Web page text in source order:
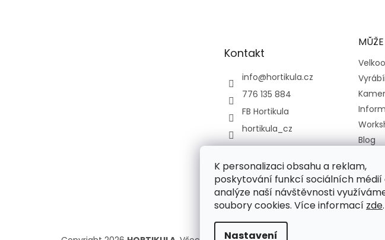
K personalizaci obsahu a reklam,
poskytování funkcí sociálních médií
analýze naší návštěvnosti
soubory cookies. Více informací zde.
Nastavení
Kontakt
info@hortikula.cz
776 135 884
FB Hortikula
hortikula_cz
Blog
O nás